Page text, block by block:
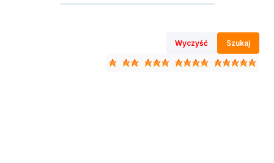
Wyczyść Szukaj